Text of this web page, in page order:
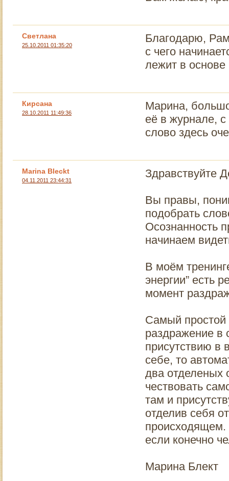
Светлана
25.10.2011 01:35:20
Благодарю,
с чего
лежит в основе
Кирсана
28.10.2011 11:49:36
Марина,
её в журнале,
слово здесь
Marina Bleckt
04.11.2011 23:44:31
Здравствуйте
Вы правы,
подобрать
Осознанность
начинаем
В моём
энергии” есть
момент
Самый простой
раздражение в
присутствию в
себе, то
два отделеных
чествовать
там и
отделив себя
происходящем.
если конечно
Марина Блект